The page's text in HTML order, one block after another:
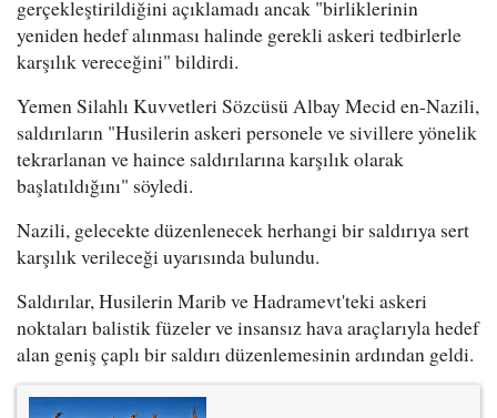
gerçekleştirildiğini açıklamadı ancak "birliklerinin
yeniden hedef alınması halinde gerekli askeri tedbirlerle
karşılık vereceğini" bildirdi.
Yemen Silahlı Kuvvetleri Sözcüsü Albay Mecid en-Nazili,
saldırıların "Husilerin askeri personele ve sivillere yönelik
tekrarlanan ve haince saldırılarına karşılık olarak
başlatıldığını" söyledi.
Nazili, gelecekte düzenlenecek herhangi bir saldırıya sert
karşılık verileceği uyarısında bulundu.
Saldırılar, Husilerin Marib ve Hadramevt'teki askeri
noktaları balistik füzeler ve insansız hava araçlarıyla hedef
alan geniş çaplı bir saldırı düzenlemesinin ardından geldi.